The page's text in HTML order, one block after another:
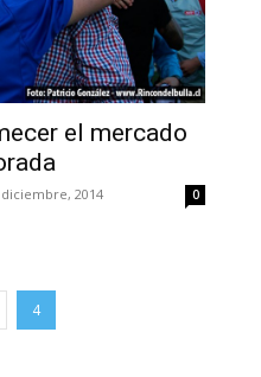
el mercado
diciembre, 2014 0
4